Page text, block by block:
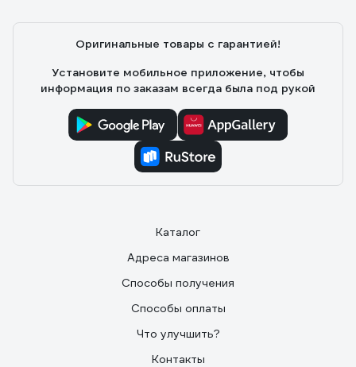
Оригинальные товары с гарантией!
Установите мобильное приложение, чтобы
информация по заказам всегда была под рукой
Каталог
Адреса магазинов
Способы получения
Способы оплаты
Что улучшить?
Контакты